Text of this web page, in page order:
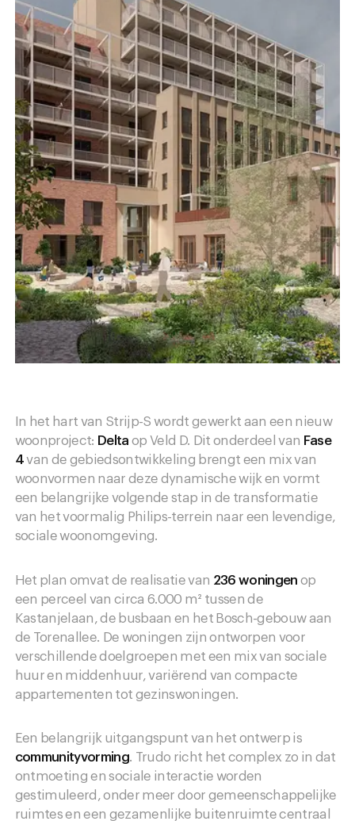
Visie
Historie
Actueel
Parkeren
Design district
Informatie
Bereikbaarheid
In het hart van Strijp-S wordt gewerkt aan een nieuw
woonproject: Delta op Veld D. Dit onderdeel van Fase
4van de gebiedsontwikkeling brengt een mix van
woonvormen naar deze dynamische wijk en vormt
een belangrijke volgende stap in de transformatie
van het voormalig Philips-terrein naar een levendige,
sociale woonomgeving.
Het plan omvat de realisatie van 236 woningen op
een perceel van circa 6.000 m² tussen de
Kastanjelaan, de busbaan en het Bosch-gebouw aan
de Torenallee. De woningen zijn ontworpen voor
verschillende doelgroepen met een mix van sociale
huur en middenhuur, variërend van compacte
appartementen tot gezinswoningen.
Een belangrijk uitgangspunt van het ontwerp is
communityvorming. Trudo richt het complex zo in dat
ontmoeting en sociale interactie worden
gestimuleerd, onder meer door gemeenschappelijke
ruimtes en een gezamenlijke buitenruimte centraal